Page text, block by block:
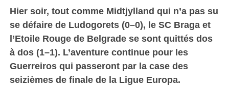
Hier soir, tout comme Midtjylland qui n’a pas su
se défaire de Ludogorets (0–0), le SC Braga et
l’Etoile Rouge de Belgrade se sont quittés dos
à dos (1–1). L’aventure continue pour les
Guerreiros qui passeront par la case des
seizièmes de finale de la Ligue Europa.